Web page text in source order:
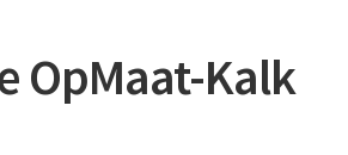
OpMaat-Kalk